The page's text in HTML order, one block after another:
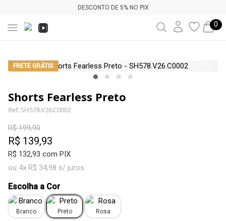
DESCONTO DE 5% NO PIX
0
FRETE GRÁTIS
Shorts Fearless Preto
Ref: SH578.V26.C0002
R$ 199,90
R$ 139,93
R$ 132,93 com PIX
ou 4x R$ 34,98 s/ juros
Escolha a Cor
Branco Preto Rosa